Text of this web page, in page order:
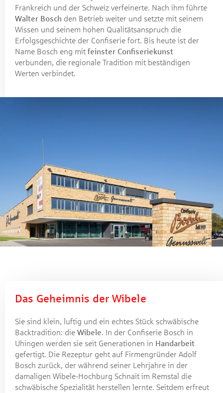
Frankreich und der Schweiz verfeinerte. Nach ihm führte
Walter Bosch den Betrieb weiter und setzte mit seinem
Wissen und seinem hohen Qualitätsanspruch die
Erfolgsgeschichte der Confiserie fort. Bis heute ist der
Name Bosch eng mit feinster Confiseriekunst
verbunden, die regionale Tradition mit beständigen
Werten verbindet.
Das Geheimnis der Wibele
Sie sind klein, luftig und ein echtes Stück schwäbische
Backtradition: die Wibele. In der Confiserie Bosch in
Uhingen werden sie seit Generationen in Handarbeit
gefertigt. Die Rezeptur geht auf Firmengründer Adolf
Bosch zurück, der während seiner Lehrjahre in der
damaligen Wibele-Hochburg Schnait im Remstal die
schwäbische Spezialität herstellen lernte. Seitdem erfreut